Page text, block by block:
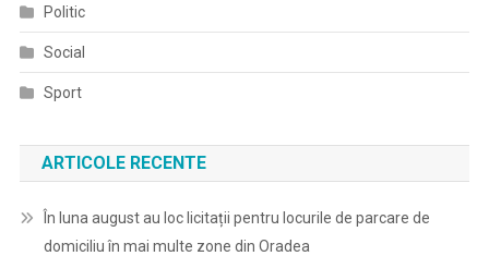
Politic
Social
Sport
ARTICOLE RECENTE
În luna august au loc licitații pentru locurile de parcare de
domiciliu în mai multe zone din Oradea